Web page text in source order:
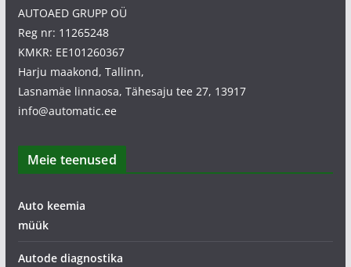
AUTOAED GRUPP OÜ
Reg nr: 11265248
KMKR: EE101260367
Harju maakond, Tallinn,
Lasnamäe linnaosa, Tähesaju tee 27, 13917
info@automatic.ee
Meie teenused
Auto keemia
müük
Autode diagnostika